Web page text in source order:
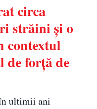
circa
străini și o
contextul
de forță de
ultimii ani